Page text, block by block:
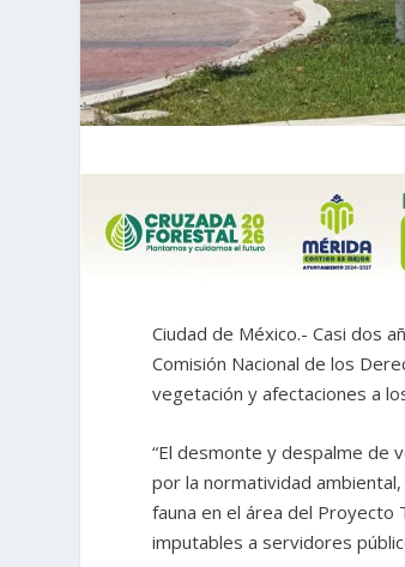
Ciudad de México.- Casi dos
Comisión Nacional de los
vegetación y afectaciones a
“El desmonte y despalme de
por la normatividad
fauna en el área del Proyecto
imputables a servidores